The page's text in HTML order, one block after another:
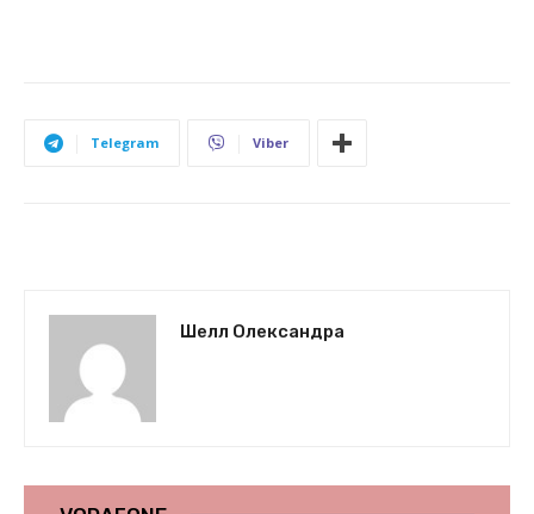
Telegram Viber
Шелл Олександра